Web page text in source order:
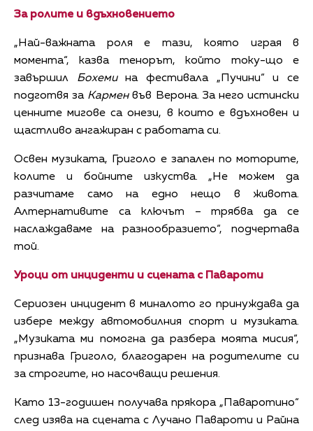
За ролите и вдъхновението
„Най-важната роля е тази, която играя в
момента“, казва тенорът, който току-що е
завършил Бохемина фестивала „Пучини“ и се
подготвя за Карменвъв Верона. За него истински
ценните мигове са онези, в които е вдъхновен и
щастливо ангажиран с работата си.
Освен музиката, Григоло е запален по моторите,
колите и бойните изкуства. „Не можем да
разчитаме само на едно нещо в живота.
Алтернативите са ключът – трябва да се
наслаждаваме на разнообразието“, подчертава
той.
Уроци от инциденти и сцената с Павароти
Сериозен инцидент в миналото го принуждава да
избере между автомобилния спорт и музиката.
„Музиката ми помогна да разбера моята мисия“,
признава Григоло, благодарен на родителите си
за строгите, но насочващи решения.
Като 13-годишен получава прякора „Паваротино“
след изява на сцената с Лучано Павароти и Райна